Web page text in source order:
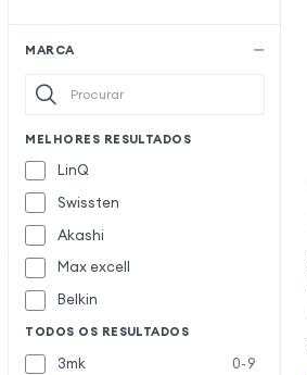
MARCA
MELHORES RESULTADOS
LinQ
Swissten
Akashi
Max excell
Belkin
TODOS OS RESULTADOS
3mk
0-9